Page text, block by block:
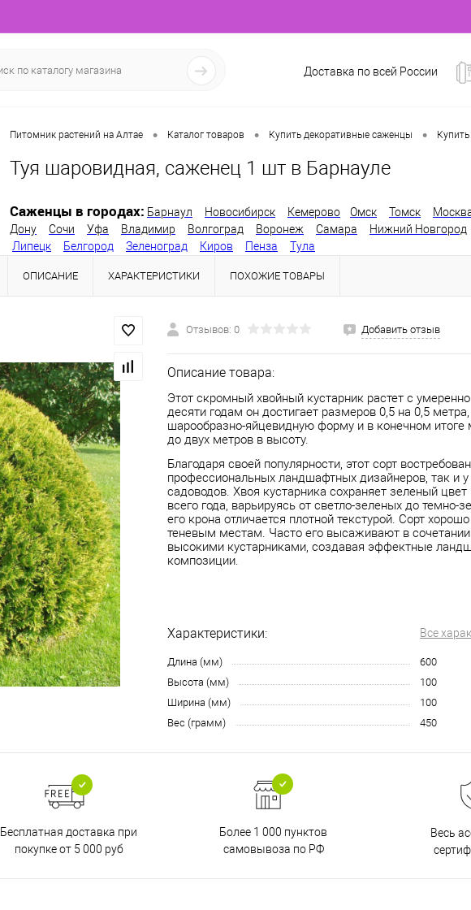
Доставка по всей России
Питомник растений на Алтае • Каталог товаров • Купить декоративные саженцы •
Туя шаровидная, саженец 1 шт в Барнауле
Саженцы в городах: Барнаул Новосибирск Кемерово Омск Томск
Дону
Сочи Уфа Владимир Волгоград Воронеж Самара Нижний Новгород
Липецк
Белгород Зеленоград Киров Пенза Тула
ОПИСАНИЕ ХАРАКТЕРИСТИКИ ПОХОЖИЕ ТОВАРЫ
Отзывов: 0 Добавить отзыв
Описание товара:
Этот скромный хвойный кустарник растет с
десяти годам он достигает размеров 0,5 на 0,5
шарообразно-яйцевидную форму и в конечном
до двух метров в высоту.
Благодаря своей популярности, этот сорт
профессиональных ландшафтных дизайнеров, так и
садоводов. Хвоя кустарника сохраняет зеленый
всего года, варьируясь от светло-зеленых до темно-
его крона отличается плотной текстурой. Сорт
теневым местам. Часто его высаживают в
высокими кустарниками, создавая эффектные
композиции.
Характеристики: Все
Длина (мм)
600
Высота (мм)
100
Ширина (мм)
100
Вес (грамм)
450
Бесплатная доставка при
покупке от 5 000 руб
Более 1 000 пунктов
самовывоза по РФ
Весь